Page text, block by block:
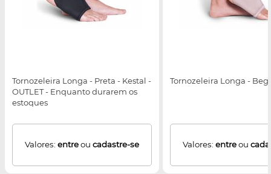
Tornozeleira Longa - Preta - Kestal -
OUTLET - Enquanto durarem os
estoques
Valores: entreou cadastre-se
Tornozeleira Longa -
Valores: entreou